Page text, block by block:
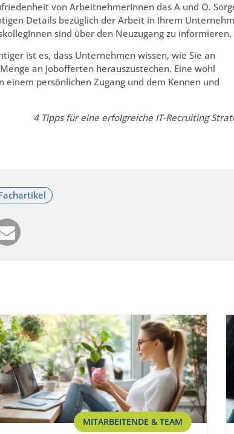
von ArbeitnehmerInnen das A und O.
Details bezüglich der Arbeit in Ihrem
sind über den Neuzugang zu informieren.
ist es, dass Unternehmen wissen, wie Sie an
an Jobofferten herauszustechen. Eine wohl
persönlichen Zugang und dem Kennen und
4 Tipps für eine erfolgreiche IT-Recruiting
MITARBEITENDE & TEAM